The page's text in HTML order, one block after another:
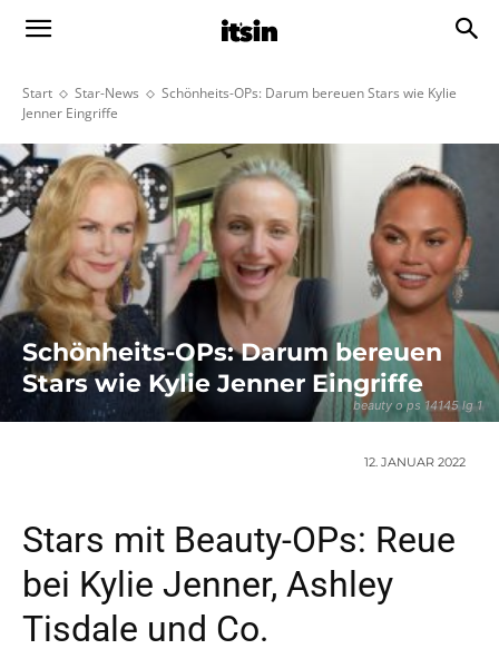
Start Star-News
Schönheits-OPs: Darum bereuen Stars wie Kylie
Jenner Eingriffe
beauty o ps 14145 lg 1
Schönheits-OPs: Darum bereuen
Stars wie Kylie Jenner Eingriffe
12. JANUAR 2022
Stars mit Beauty-OPs: Reue
bei Kylie Jenner, Ashley
Tisdale und Co.